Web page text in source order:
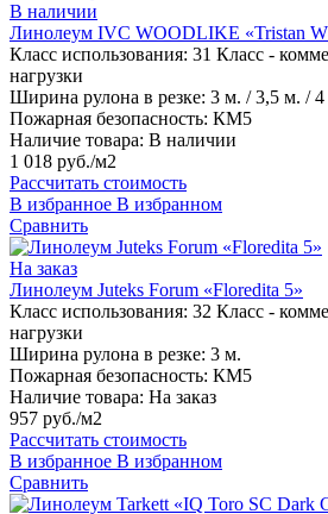
В наличии
Линолеум IVC WOODLIKE «Tristan
Класс использования: 31 Класс -
нагрузки
Ширина рулона в резке: 3 м. / 3,5 м. /
Пожарная безопасность: КМ5
Наличие товара: В наличии
1 018 руб./м2
Рассчитать стоимость
В избранное В избранном
Сравнить
На заказ
Линолеум Juteks Forum «Floredita 5»
Класс использования: 32 Класс -
нагрузки
Ширина рулона в резке: 3 м.
Пожарная безопасность: КМ5
Наличие товара: На заказ
957 руб./м2
Рассчитать стоимость
В избранное В избранном
Сравнить